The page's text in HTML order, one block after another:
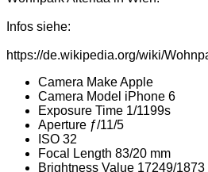
Infos siehe:
https://de.wikipedia.org/wiki/
Camera MakeApple
Camera Model iPhone 6
Exposure Time 1/1199s
Aperture ƒ/11/5
ISO 32
Focal Length 83/20 mm
Brightness Value 17249/1873